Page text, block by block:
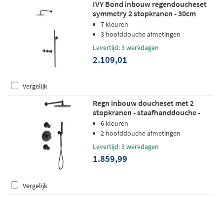
IVY Bond inbouw regendoucheset
symmetry 2 stopkranen - 30cm
plafondbuis - 25cm slim
hoofddouche - glijstang - satin spray
handdouche - zwart chroom pvd
7 kleuren
3 hoofddouche afmetingen
Levertijd: 3 werkdagen
2.109,01
Vergelijk
Regn inbouw doucheset met 2
stopkranen - staafhanddouche -
25cm hoofddouche - wandarm -
glijstang - gunmetal zwart pvd
6 kleuren
2 hoofddouche afmetingen
Levertijd: 3 werkdagen
1.859,99
Vergelijk